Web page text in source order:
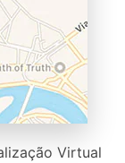
Virtual